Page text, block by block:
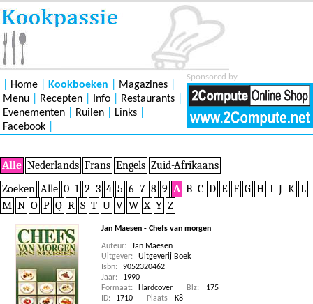
Sponsored by
Home Kookboeken Magazines
Menu
Recepten Info Restaurants
Evenementen
Ruilen Links
Facebook
Alle Nederlands Frans Engels Zuid-Afrikaans
Zoeken Alle 0 1 2 3 4 5 6 7 8 9 A B C D E F G H I J K L
M N O P Q R S T U V W X Y Z
Jan Maesen - Chefs van morgen
Auteur:
Jan Maesen
Uitgever:
Uitgeverij Boek
Isbn:
9052320462
Jaar:
1990
Formaat:
Hardcover Blz:
175
ID:
1710 Plaats
K8